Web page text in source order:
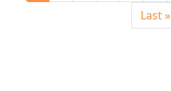
末页
Last »